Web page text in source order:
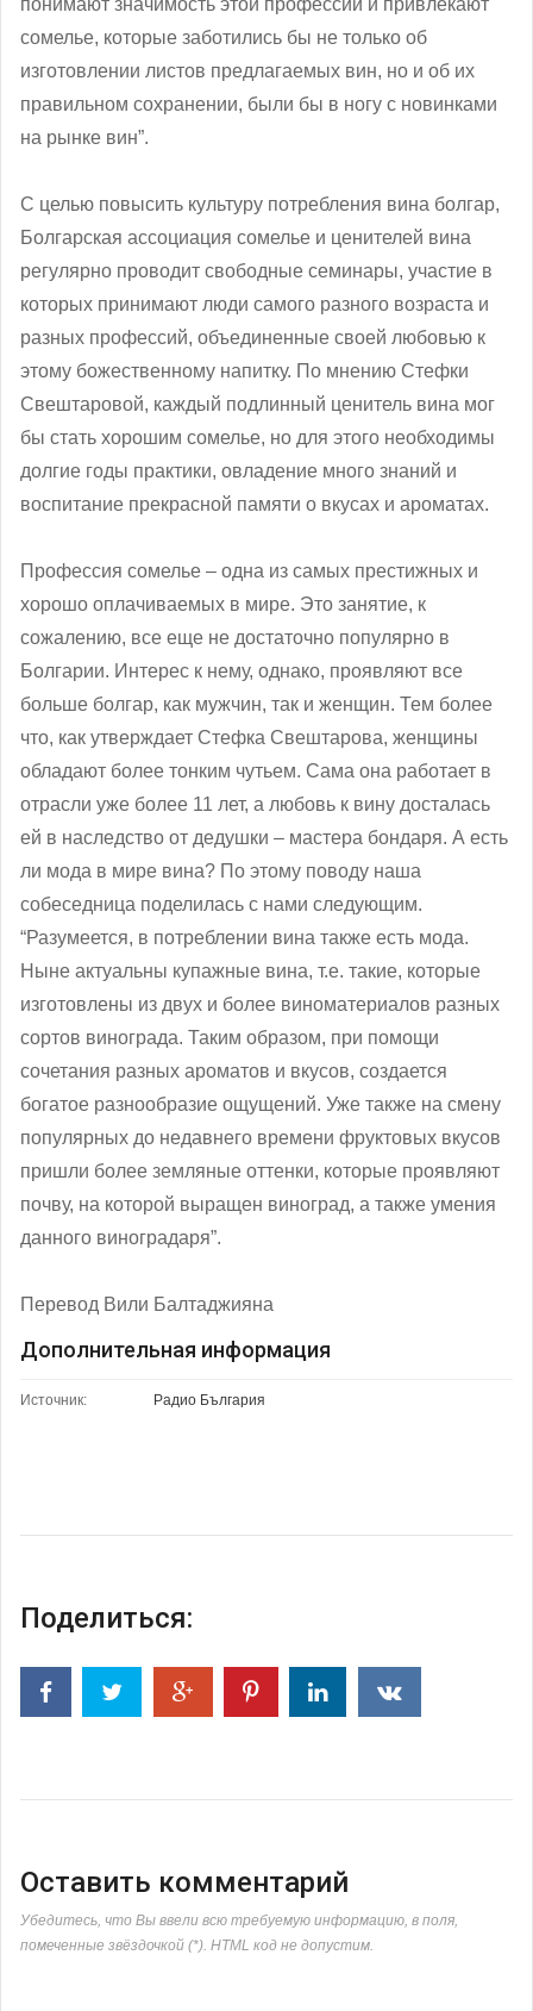
сомелье, которые заботились бы не только об
изготовлении листов предлагаемых вин, но и об их
правильном сохранении, были бы в ногу с новинками
на рынке вин”.
С целью повысить культуру потребления вина болгар,
Болгарская ассоциация сомелье и ценителей вина
регулярно проводит свободные семинары, участие в
которых принимают люди самого разного возраста и
разных профессий, объединенные своей любовью к
этому божественному напитку. По мнению Стефки
Свештаровой, каждый подлинный ценитель вина мог
бы стать хорошим сомелье, но для этого необходимы
долгие годы практики, овладение много знаний и
воспитание прекрасной памяти о вкусах и ароматах.
Профессия сомелье – одна из самых престижных и
хорошо оплачиваемых в мире. Это занятие, к
сожалению, все еще не достаточно популярно в
Болгарии. Интерес к нему, однако, проявляют все
больше болгар, как мужчин, так и женщин. Тем более
что, как утверждает Стефка Свештарова, женщины
обладают более тонким чутьем. Сама она работает в
отрасли уже более 11 лет, а любовь к вину досталась
ей в наследство от дедушки – мастера бондаря. А есть
ли мода в мире вина? По этому поводу наша
собеседница поделилась с нами следующим.
“Разумеется, в потреблении вина также есть мода.
Ныне актуальны купажные вина, т.е. такие, которые
изготовлены из двух и более виноматериалов разных
сортов винограда. Таким образом, при помощи
сочетания разных ароматов и вкусов, создается
богатое разнообразие ощущений. Уже также на смену
популярных до недавнего времени фруктовых вкусов
пришли более земляные оттенки, которые проявляют
почву, на которой выращен виноград, а также умения
данного виноградаря”.
Перевод Вили Балтаджияна
Дополнительная информация
Источник: Радио България
Поделиться:
Оставить комментарий
Убедитесь, что Вы ввели всю требуемую информацию, в поля,
помеченные звёздочкой (*). HTML код не допустим.